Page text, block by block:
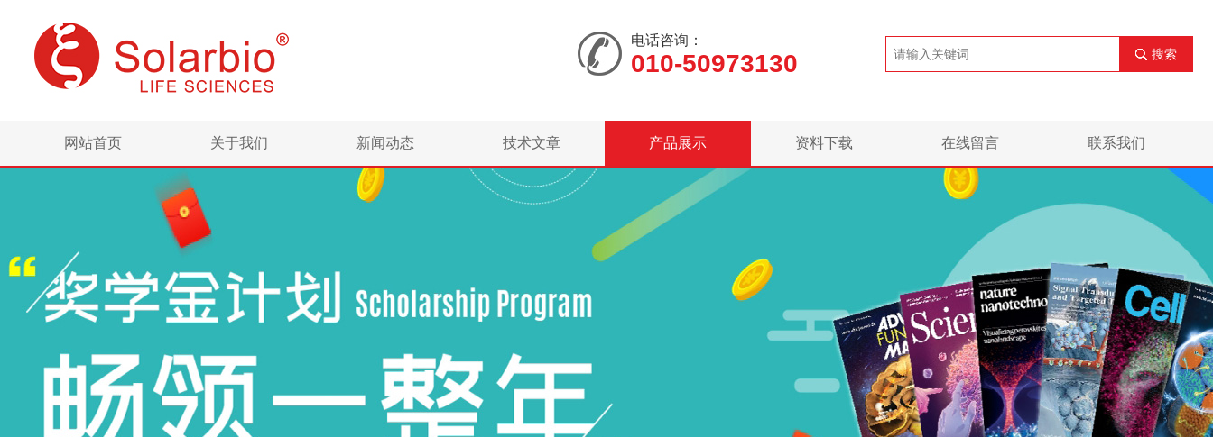
电话咨询：
010-50973130 搜索
网站首页 关于我们 新闻动态 技术文章 产品展示 资料下载 在线留言 联系我们